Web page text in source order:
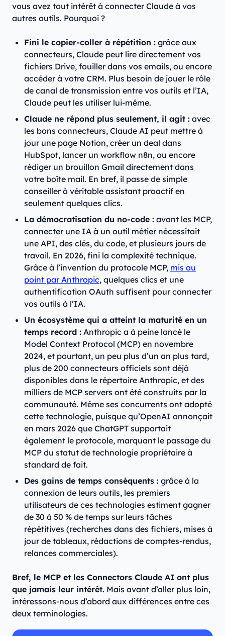
vous avez tout intérêt à connecter Claude à vos
autres outils. Pourquoi ?
Fini le copier-coller à répétition : grâce aux
connecteurs, Claude peut lire directement vos
fichiers Drive, fouiller dans vos emails, ou encore
accéder à votre CRM. Plus besoin de jouer le rôle
de canal de transmission entre vos outils et l’IA,
Claude peut les utiliser lui-même.
Claude ne répond plus seulement, il agit : avec
les bons connecteurs, Claude AI peut mettre à
jour une page Notion, créer un deal dans
HubSpot, lancer un workflow n8n, ou encore
rédiger un brouillon Gmail directement dans
votre boîte mail. En bref, il passe de simple
conseiller à véritable assistant proactif en
seulement quelques clics.
La démocratisation du no-code : avant les MCP,
connecter une IA à un outil métier nécessitait
une API, des clés, du code, et plusieurs jours de
travail. En 2026, fini la complexité technique.
Grâce à l’invention du protocole MCP, mis au
point par Anthropic, quelques clics et une
authentification OAuth suffisent pour connecter
vos outils à l’IA.
Un écosystème qui a atteint la maturité en un
temps record : Anthropic a à peine lancé le
Model Context Protocol (MCP) en novembre
2024, et pourtant, un peu plus d’un an plus tard,
plus de 200 connecteurs officiels sont déjà
disponibles dans le répertoire Anthropic, et des
milliers de MCP servers ont été construits par la
communauté. Même ses concurrents ont adopté
cette technologie, puisque qu’OpenAI annonçait
en mars 2026 que ChatGPT supportait
également le protocole, marquant le passage du
MCP du statut de technologie propriétaire à
standard de fait.
Des gains de temps conséquents : grâce à la
connexion de leurs outils, les premiers
utilisateurs de ces technologies estiment gagner
de 30 à 50 % de temps sur leurs tâches
répétitives (recherches dans des fichiers, mises à
jour de tableaux, rédactions de comptes-rendus,
relances commerciales).
Bref, le MCP et les Connectors Claude AI ont plus
que jamais leur intérêt. Mais avant d’aller plus loin,
intéressons-nous d’abord aux différences entre ces
deux terminologies.